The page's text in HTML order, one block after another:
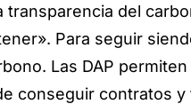
transparencia del
Para seguir
Las DAP
conseguir contratos